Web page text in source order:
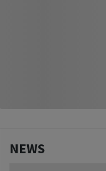
NEWS